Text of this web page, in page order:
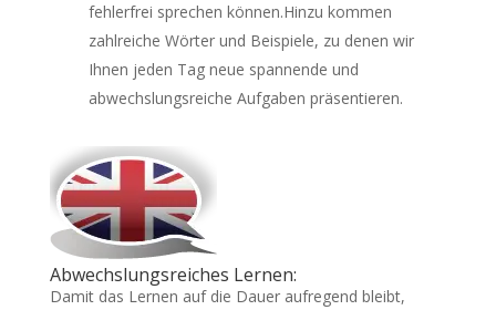
fehlerfrei sprechen können.Hinzu kommen
zahlreiche Wörter und Beispiele, zu denen wir
Ihnen jeden Tag neue spannende und
abwechslungsreiche Aufgaben präsentieren.
Abwechslungsreiches Lernen:
Damit das Lernen auf die Dauer aufregend bleibt,